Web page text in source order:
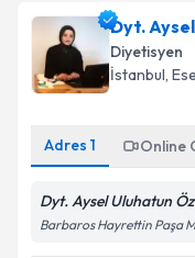
Dyt.
Diyetisyen
İstanbul,
Adres 1 Online
Dyt. Aysel Uluhatun
Barbaros Hayrettin Paşa